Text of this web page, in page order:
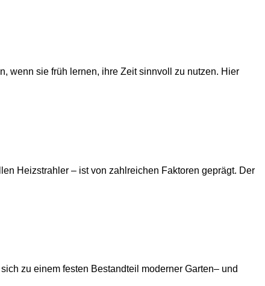
wenn sie früh lernen, ihre Zeit sinnvoll zu nutzen. Hier
Heizstrahler – ist von zahlreichen Faktoren geprägt. Der
zu einem festen Bestandteil moderner Garten– und